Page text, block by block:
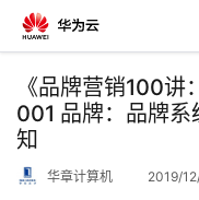
返
回
《品牌营销100
001 品牌：品牌
知
华章计算机 2019/